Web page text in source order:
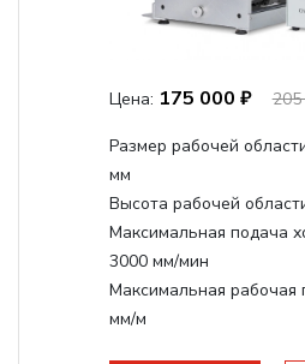
Цена: 175 000 ₽
Размер рабочей
мм
Высота рабочей
Максимальная подача
3000 мм/мин
Максимальная рабочая
мм/м